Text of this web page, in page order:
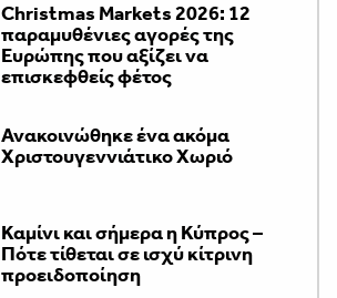
Christmas Markets 2026: 12
παραμυθένιες αγορές της
Ευρώπης που αξίζει να
επισκεφθείς φέτος
Ανακοινώθηκε ένα ακόμα
Χριστουγεννιάτικο Χωριό
Καμίνι και σήμερα η Κύπρος –
Πότε τίθεται σε ισχύ κίτρινη
προειδοποίηση